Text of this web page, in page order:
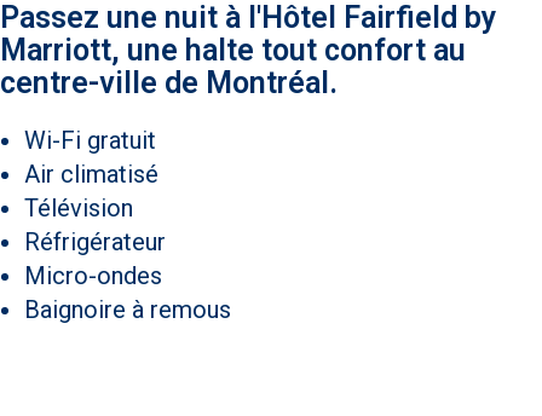
Passez une nuit à l'Hôtel Fairfield by
Marriott, une halte tout confort au
centre-ville de Montréal.
Wi-Fi gratuit
Air climatisé
Télévision
Réfrigérateur
Micro-ondes
Baignoire à remous